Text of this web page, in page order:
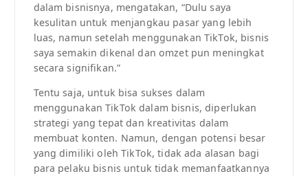
dalam bisnisnya, mengatakan, “Dulu saya
kesulitan untuk menjangkau pasar yang lebih
luas, namun setelah menggunakan TikTok, bisnis
saya semakin dikenal dan omzet pun meningkat
secara signifikan.”
Tentu saja, untuk bisa sukses dalam
menggunakan TikTok dalam bisnis, diperlukan
strategi yang tepat dan kreativitas dalam
membuat konten. Namun, dengan potensi besar
yang dimiliki oleh TikTok, tidak ada alasan bagi
para pelaku bisnis untuk tidak memanfaatkannya